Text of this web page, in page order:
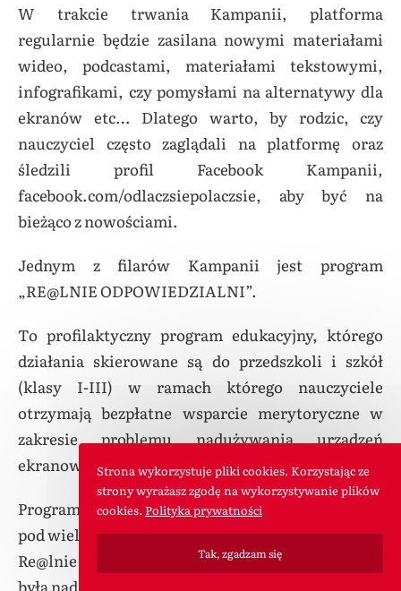
W trakcie trwania Kampanii, platforma
regularnie będzie zasilana nowymi materiałami
wideo, podcastami, materiałami tekstowymi,
infografikami, czy pomysłami na alternatywy dla
ekranów etc… Dlatego warto, by rodzic, czy
nauczyciel często zaglądali na platformę oraz
śledzili profil Facebook Kampanii,
facebook.com/odlaczsiepolaczsie, aby być na
bieżąco z nowościami.
Jednym z filarów Kampanii jest program
„RE@LNIE ODPOWIEDZIALNI”.
To profilaktyczny program edukacyjny, którego
działania skierowane są do przedszkoli i szkół
(klasy I-III) w ramach którego nauczyciele
otrzymają bezpłatne wsparcie merytoryczne w
zakresie problemu nadużywania urządzeń
ekranowych przez najmłodszych.
Program rozpoczął się 1 marca, konferencją on-line
pod wiele mówiącą nazwą „Start Programu
Re@lnie Odpowiedzialni”. Transmisja na żywo
była nadawana z Centralnego Domu Technologii
Strona wykorzystuje pliki cookies. Korzystając ze
strony wyrażasz zgodę na wykorzystywanie plików
cookies. Polityka prywatności
Tak, zgadzam się